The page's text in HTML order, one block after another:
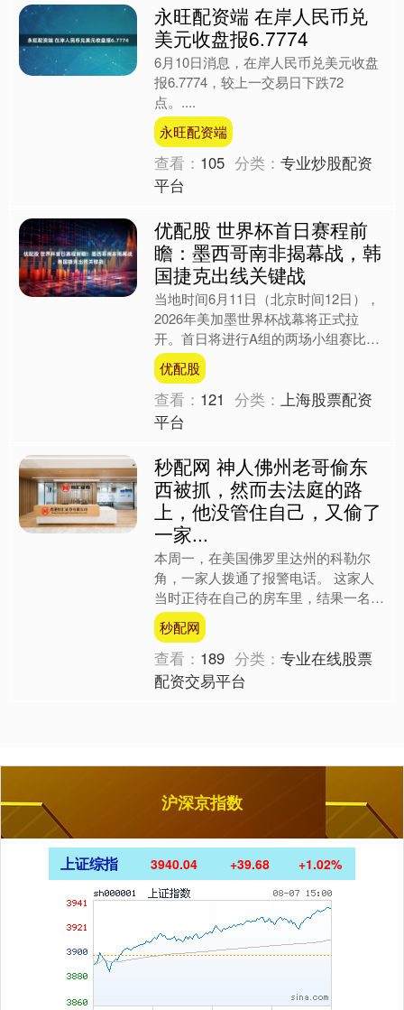
永旺配资端 在岸人民币兑
美元收盘报6.7774
6月10日消息，在岸人民币兑美元收盘
报6.7774，较上一交易日下跌72
点。....
永旺配资端
查看： 105 分类：专业炒股配资
平台
优配股 世界杯首日赛程前
瞻：墨西哥南非揭幕战，韩
国捷克出线关键战
当地时间6月11日（北京时间12日），
2026年美加墨世界杯战幕将正式拉
开。首日将进行A组的两场小组赛比
赛，东道主之一的队对阵南非队，另一
场比赛将在亚洲球队韩国....
优配股
查看： 121 分类： 上海股票配资
平台
秒配网 神人佛州老哥偷东
西被抓，然而去法庭的路
上，他没管住自己，又偷了
一家...
本周一，在美国佛罗里达州的科勒尔
角，一家人拨通了报警电话。 这家人
当时正待在自己的房车里，结果一名陌
生男子突然试图强行闯入他们的房车。
报警人说，这名男子身穿女....
秒配网
查看： 189 分类：专业在线股票
配资交易平台
沪深京指数
上证综指 3940.04 +39.68 +1.02%